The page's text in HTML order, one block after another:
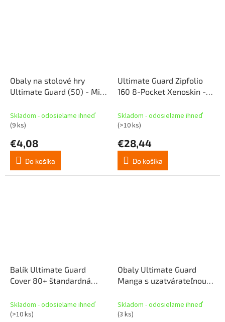
Obaly na stolové hry
Ultimate Guard (50) - Mini
Skladom - odosielame ihneď
(9 ks)
€4,08
Do košíka
Ultimate Guard Zipfolio
160 8-Pocket Xenoskin -
Skladom - odosielame ihneď
(>10 ks)
€28,44
Do košíka
Balík Ultimate Guard
Cover 80+ štandardná
Skladom - odosielame ihneď
(>10 ks)
Obaly Ultimate Guard
Manga s uzatvárateľnou
Skladom - odosielame ihneď
(3 ks)